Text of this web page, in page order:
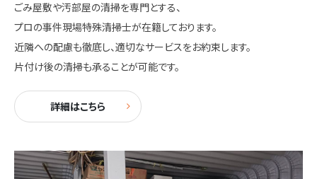
ごみ屋敷や汚部屋の清掃を専門とする、
プロの事件現場特殊清掃士が在籍しております。
近隣への配慮も徹底し、適切なサービスをお約束します。
片付け後の清掃も承ることが可能です。
詳細はこちら